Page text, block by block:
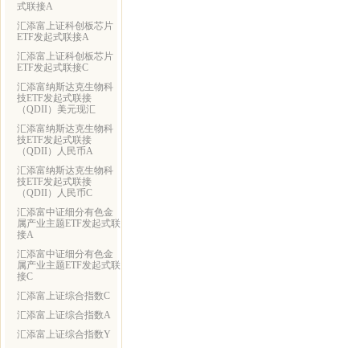
式联接A
汇添富上证科创板芯片
ETF发起式联接A
汇添富上证科创板芯片
ETF发起式联接C
汇添富纳斯达克生物科
技ETF发起式联接
（QDII）美元现汇
汇添富纳斯达克生物科
技ETF发起式联接
（QDII）人民币A
汇添富纳斯达克生物科
技ETF发起式联接
（QDII）人民币C
汇添富中证细分有色金
属产业主题ETF发起式联
接A
汇添富中证细分有色金
属产业主题ETF发起式联
接C
汇添富上证综合指数C
汇添富上证综合指数A
汇添富上证综合指数Y